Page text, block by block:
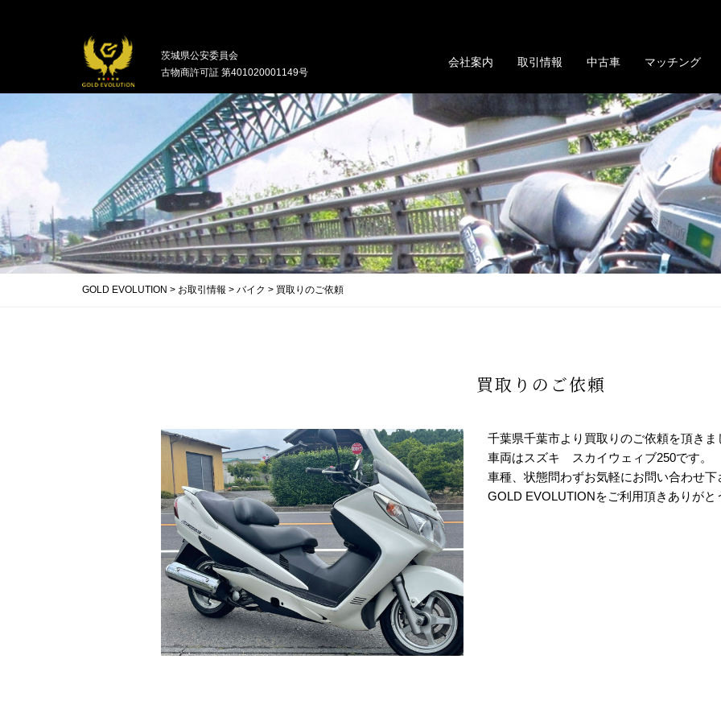
茨城県公安委員会
古物商許可証 第401020001149号
会社案内 取引情報 中古車 マッチング
GOLD EVOLUTION > お取引情報 > バイク > 買取りのご依頼
買取りのご依頼
千葉県千葉市より買取りのご依頼を頂きま
車両はスズキ スカイウェィブ250です。
車種、状態問わずお気軽にお問い合わせ下
GOLD EVOLUTIONをご利用頂きありがと